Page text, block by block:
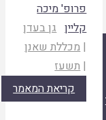
פרופ' מיכה
גן בעדן
מכללת שאנן
תשעז
קריאת המאמר